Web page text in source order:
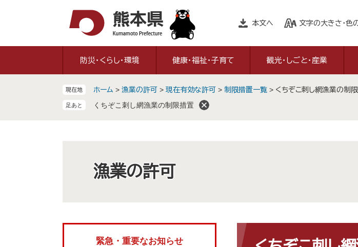
本文へ 文字の大きさ・色
防災・くらし・環境 健康・福祉・子育て 観光・しごと・産業
現在地 ホーム > 漁業の許可 > 現在有効な許可 > 制限措置一覧 > くちぞこ刺し網漁業の制
くちぞこ刺し網漁業の制限措置
漁業の許可
文
緊急・重要なお知らせ